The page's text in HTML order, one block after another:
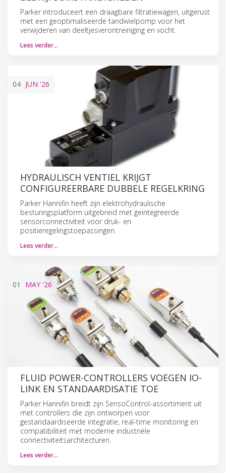
Parker introduceert een draagbare filtratiewagen, uitgerust
met een geoptimaliseerde tandwielpomp voor het
verwijderen van deeltjesverontreiniging en vocht.
Lees verder…
04 JUN '26
HYDRAULISCH VENTIEL KRIJGT
CONFIGUREERBARE DUBBELE REGELKRING
Parker Hannifin heeft zijn elektrohydraulische
besturingsplatform uitgebreid met geïntegreerde
sensorconnectiviteit voor druk- en
positieregelingstoepassingen.
Lees verder…
01 MAY '26
FLUID POWER-CONTROLLERS VOEGEN IO-
LINK EN STANDAARDISATIE TOE
Parker Hannifin breidt zijn SensoControl-assortiment uit
met controllers die zijn ontworpen voor
gestandaardiseerde integratie, real-time monitoring en
compatibiliteit met moderne industriële
connectiviteitsarchitecturen.
Lees verder…